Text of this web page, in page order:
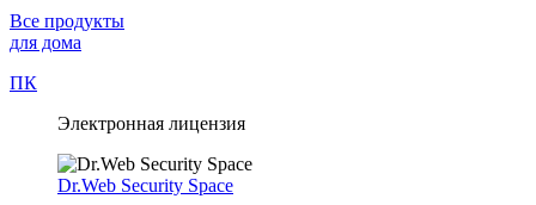
Все продукты
для дома
ПК
Электронная лицензия
Dr.Web Security Space